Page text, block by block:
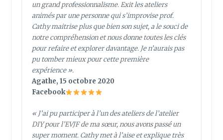
un grand professionnalisme. Exit les ateliers
animés par une personne qui s’improvise prof.
Cathy maitrise plus que bien son sujet, a le souci de
notre compréhension et nous donne toutes les clés
pour refaire et explorer davantage. Je n’aurais pas
pu tomber mieux pour cette première
expérience ».
Agathe, 15 octobre 2020
Facebook
«J’ai pu participer à l’un des ateliers de l’atelier
DIY pour l’EVJF de ma sœur, nous avons passé un
super moment. Cathy met à l’aise et explique très